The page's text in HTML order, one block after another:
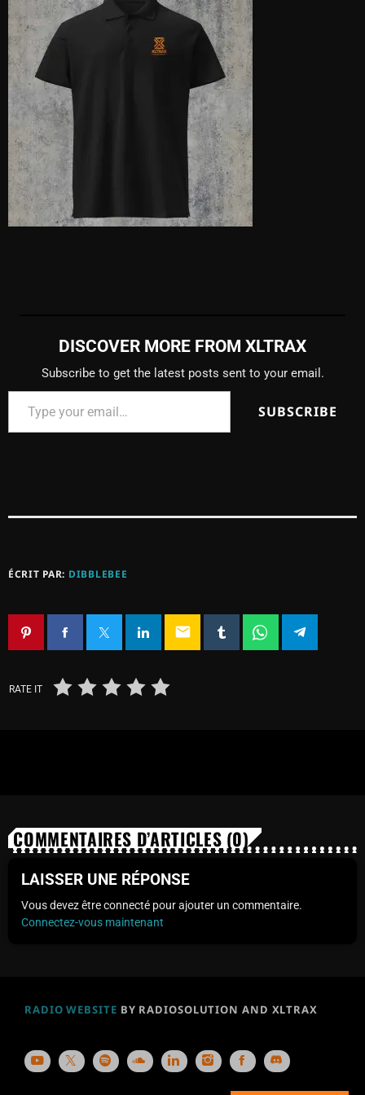
DISCOVER MORE FROM XLTRAX
Subscribe to get the latest posts sent to your email.
SUBSCRIBE
ÉCRIT PAR: DIBBLEBEE
email
RATE IT
COMMENTAIRES D’ARTICLES (0)
LAISSER UNE RÉPONSE
Vous devez être connecté pour ajouter un commentaire.
Connectez-vous maintenant
RADIO WEBSITE BY RADIOSOLUTION AND XLTRAX